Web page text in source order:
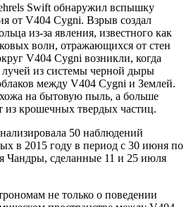
Swift обнаружил вспышку
от V404 Cygni. Взрыв создал
из-за явления, известного как
волн, отражающихся от стен
V404 Cygni возникли, когда
из системы черной дыры
между V404 Cygni и Землей.
на бытовую пыль, а больше
из крошечных твердых частиц.
50 наблюдений
в 2015 году в период с 30 июня по
Чандры, сделанные 11 и 25 июля
не только о поведении